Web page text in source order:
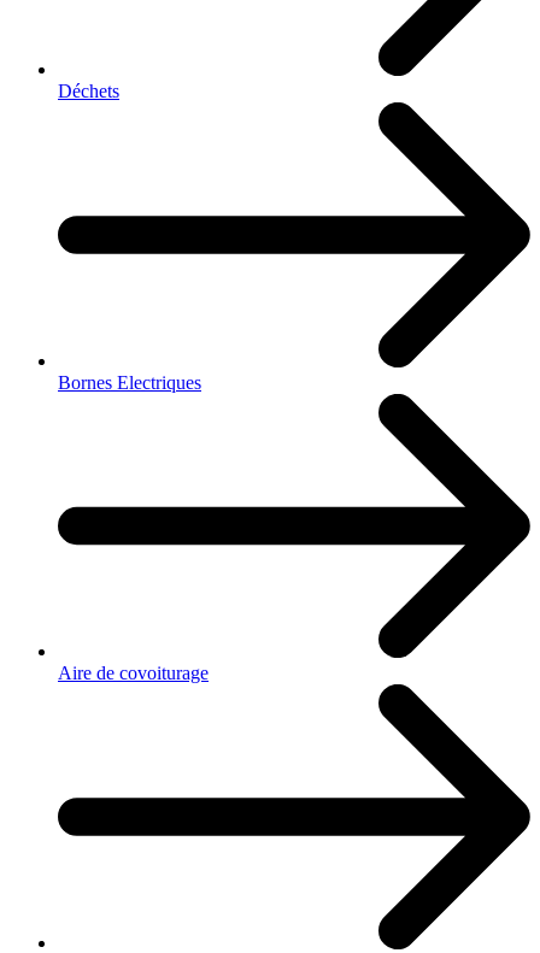
Déchets
Bornes Electriques
Aire de covoiturage